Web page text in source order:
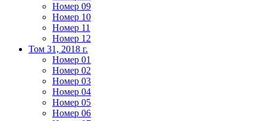
Номер 09
Номер 10
Номер 11
Номер 12
Том 31, 2018 г.
Номер 01
Номер 02
Номер 03
Номер 04
Номер 05
Номер 06